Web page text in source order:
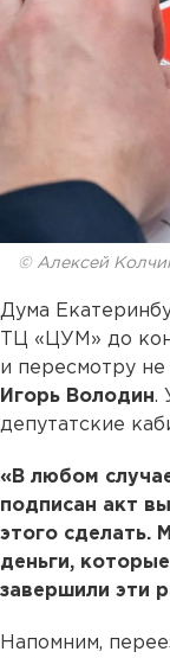
© Алексей
Дума
ТЦ «ЦУМ» до
и пересмотру
Игорь Володин.
депутатские
«В любом
подписан акт
этого сделать.
деньги,
завершили эти
Напомним,